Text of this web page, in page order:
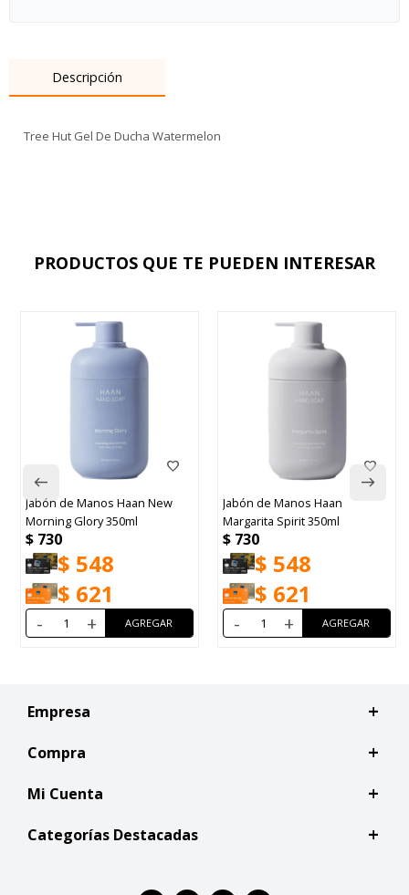
Descripción
Tree Hut Gel De Ducha Watermelon
PRODUCTOS QUE TE PUEDEN INTERESAR
Jabón de Manos Haan New
Morning Glory 350ml
$ 730
$ 548
$ 621
- +
Jabón de Manos Haan
Margarita Spirit 350ml
$ 730
$ 548
$ 621
- +
Empresa
Compra
Mi Cuenta
Categorías Destacadas